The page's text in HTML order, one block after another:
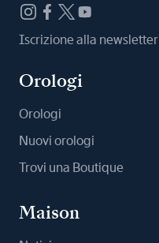
Iscrizione alla newsletter
Orologi
Orologi
Nuovi orologi
Trovi una Boutique
Maison